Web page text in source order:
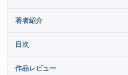
著者紹介
目次
作品レビュー